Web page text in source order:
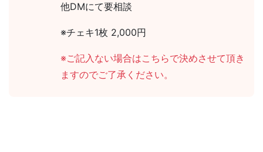
他DMにて要相談
※チェキ1枚 2,000円
※ご記入ない場合はこちらで決めさせて頂き
ますのでご了承ください。